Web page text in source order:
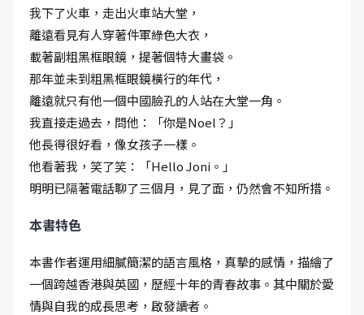
我下了火車，走出火車站大堂，
離遠看見有人穿著件軍綠色大衣，
載著副粗黑框眼鏡，提著個特大畫袋。
那年並未到粗黑框眼鏡橫行的年代，
離遠就只有他一個中國臉孔的人站在大堂一角。
我直接走過去，問他：「你是Noel？」
他長得很好看，像女孩子一樣。
他看著我，笑了笑：「Hello Joni。」
明明已隔著電話聊了三個月，見了面，仍然會不知所措。
本書特色
本書作者運用細膩簡潔的語言風格，真摯的感情，描繪了
一個跨越香港與英國，歷經十年的青春故事。其中關於愛
情與自我的成長思考，啟發讀者。